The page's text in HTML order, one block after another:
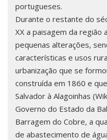
portugueses.
Durante o restante do
XX a paisagem da região
pequenas alterações,
características e usos
urbanização que se
construída em 1860 e
Salvador à Alagoinhas
Governo do Estado da
Barragem do Cobre, a
de abastecimento de